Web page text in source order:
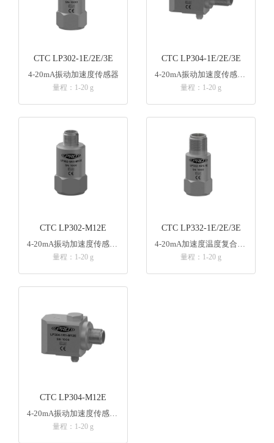
CTC LP302-1E/2E/3E
4-20mA振动加速度传感器
量程：1-20 g
CTC LP304-1E/2E/3E
4-20mA振动加速度传感器 侧端出线
量程：1-20 g
CTC LP302-M12E
4-20mA振动加速度传感器 M12接头
量程：1-20 g
CTC LP332-1E/2E/3E
4-20mA加速度温度复合传感器
量程：1-20 g
CTC LP304-M12E
4-20mA振动加速度传感器 侧端出线 M12连接器
量程：1-20 g